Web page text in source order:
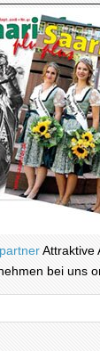
Attraktive
bei uns